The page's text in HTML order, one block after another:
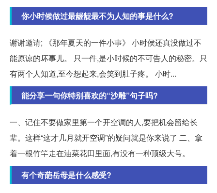
你小时候做过最龌龊最不为人知的事是什么?
谢谢邀请; 《那年夏天的一件小事》 小时侯还真没做过不
能原谅的坏事儿。 只一件,是小时候的不可告人的秘密。只
有两个人知道,至今想起来,会笑到肚子疼。 小时...
能分享一句你特别喜欢的“沙雕”句子吗?
一、记住不要做家里第一个开空调的人,要把机会留给长
辈。这样“这才几月就开空调”的疑问就是你来说了 二、拿
着一根竹竿走在油菜花田里面,有没有一种顶级大号。
有个奇葩岳母是什么感受?